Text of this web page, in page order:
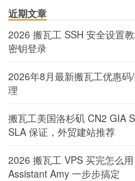
近期文章
2026 搬瓦工 SSH 安全设置
密钥登录
2026年8月最新搬瓦工优惠
理
搬瓦工美国洛杉矶 CN2 GIA
SLA 保证，外贸建站推荐
2026 搬瓦工 VPS 买完怎么
Assistant Amy 一步步搞定